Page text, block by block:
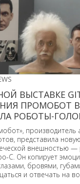
ВЫСТАВКЕ
ПРОМОБОТ
РОБОТЫ-
производитель
представила
внешностью —
C. Он копирует
бровями,
и отвечать на